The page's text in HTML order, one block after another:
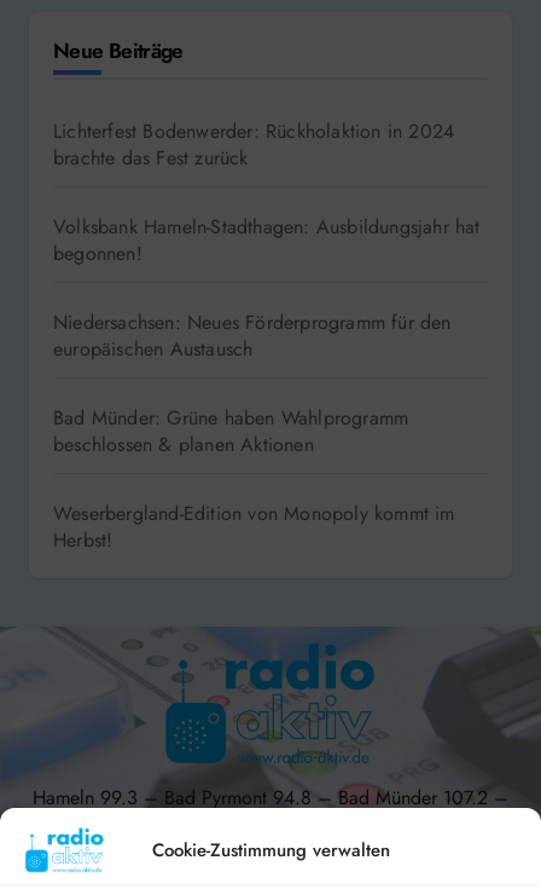
Cookie-Zustimmung verwalten
Neue Beiträge
Lichterfest Bodenwerder: Rückholaktion in 2024
brachte das Fest zurück
Volksbank Hameln-Stadthagen: Ausbildungsjahr hat
begonnen!
Niedersachsen: Neues Förderprogramm für den
europäischen Austausch
Bad Münder: Grüne haben Wahlprogramm
beschlossen & planen Aktionen
Weserbergland-Edition von Monopoly kommt im
Herbst!
Hameln 99.3 – Bad Pyrmont 94.8 – Bad Münder 107.2 –
DAB+ 9C